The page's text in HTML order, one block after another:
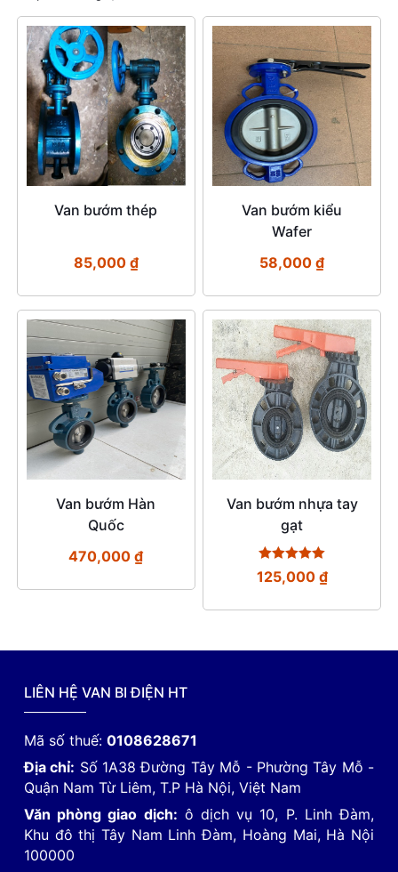
Van bướm thép
85,000 ₫
Van bướm kiểu
Wafer
58,000₫
Van bướm Hàn
Quốc
470,000₫
Van bướm nhựa tay
gạt
Được xếp
hạng
5 sao
125,000 ₫
LIÊN HỆ VAN BI ĐIỆN HT
Mã số thuế: 0108628671
Địa chỉ: Số 1A38 Đường Tây Mỗ - Phường Tây Mỗ -
Quận Nam Từ Liêm, T.P Hà Nội, Việt Nam
Văn phòng giao dịch: ô dịch vụ 10, P. Linh Đàm,
Khu đô thị Tây Nam Linh Đàm, Hoàng Mai, Hà Nội
100000